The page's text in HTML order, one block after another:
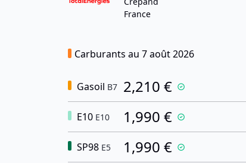
France
Carburants au 7 août 2026
Gasoil B7 2,210 €
E10 E10 1,990 €
SP98 E5 1,990 €